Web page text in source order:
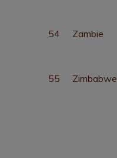
54 Zambie
55 Zimbabwe